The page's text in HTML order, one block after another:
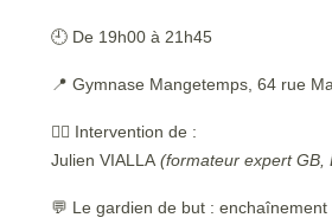
🕘 De 19h00 à 21h45
📍 Gymnase Mangetemps, 64 rue
🙋‍♂️ Intervention de :
Julien VIALLA (formateur expert GB,
💬 Le gardien de but :